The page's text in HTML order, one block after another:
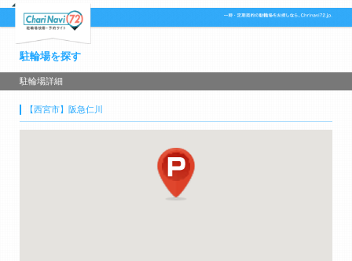
駐輪場を探す
駐輪場詳細
【西宮市】阪急仁川